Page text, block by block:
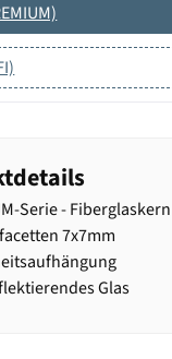
Serie - Fiberglaskern
7x7mm
Glas